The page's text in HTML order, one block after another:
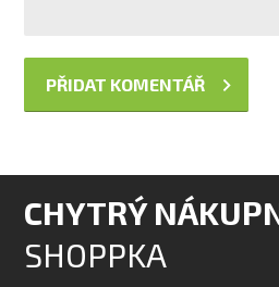
CHYTRÝ
SHOPPKA